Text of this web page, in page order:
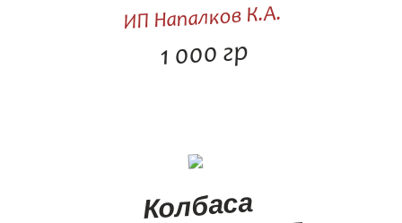
ИП Напалков К.А.
1 000 гр
Колбаса